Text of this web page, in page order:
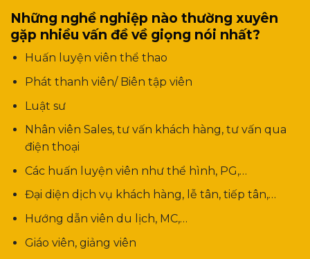
Những nghề nghiệp nào thường xuyên
gặp nhiều vấn đề về giọng nói nhất?
Huấn luyện viên thể thao
Phát thanh viên/ Biên tập viên
Luật sư
Nhân viên Sales, tư vấn khách hàng, tư vấn qua
điện thoại
Các huấn luyện viên như thể hình, PG,…
Đại diện dịch vụ khách hàng, lễ tân, tiếp tân,…
Hướng dẫn viên du lịch, MC,…
Giáo viên, giảng viên